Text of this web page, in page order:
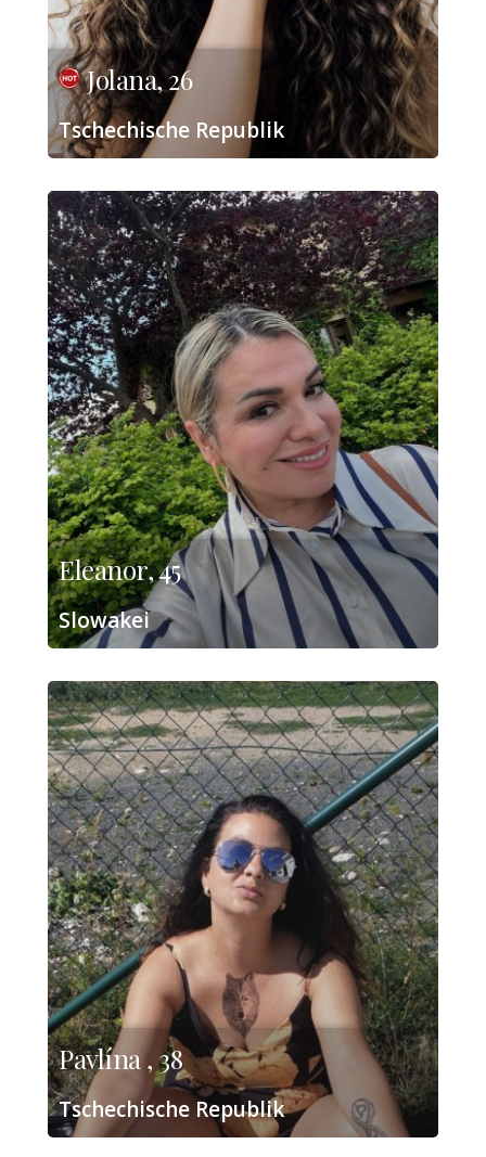
Jolana, 26
Tschechische Republik
Eleanor, 45
Slowakei
Pavlína , 38
Tschechische Republik